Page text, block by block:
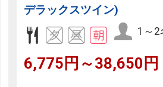
デラックスツイン)
1～2
6,775円～38,650円